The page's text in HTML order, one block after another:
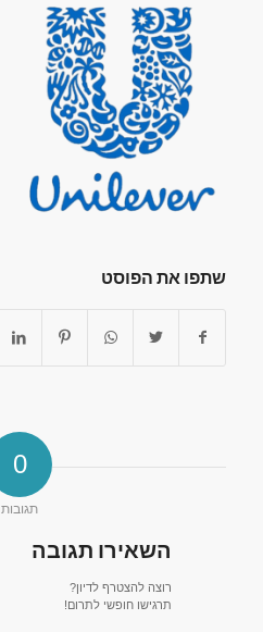
שתפו את הפוסט
0
תגובות
השאירו תגובה
רוצה להצטרף לדיון?
תרגישו חופשי לתרום!